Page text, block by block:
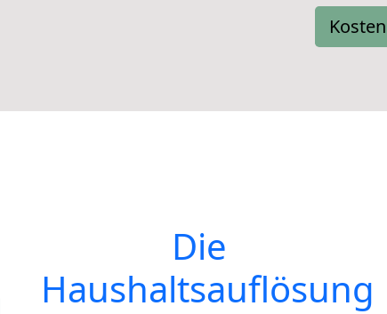
Die
Haushaltsauflösung